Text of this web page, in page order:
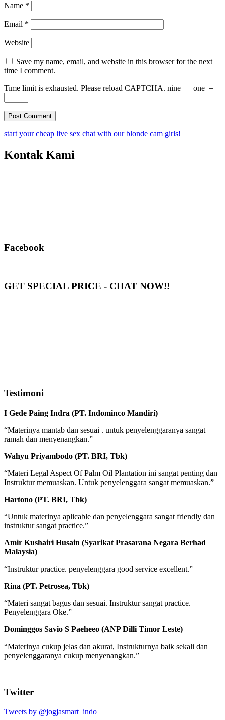
Name *
Email *
Website
Save my name, email, and website in this browser for the next
time I comment.
Time limit is exhausted. Please reload CAPTCHA. nine + one =
start your cheap live sex chat with our blonde cam girls!
Kontak Kami
Facebook
GET SPECIAL PRICE - CHAT NOW!!
Testimoni
I Gede Paing Indra (PT. Indominco Mandiri)
“Materinya mantab dan sesuai . untuk penyelenggaranya sangat
ramah dan menyenangkan.”
Wahyu Priyambodo (PT. BRI, Tbk)
“Materi Legal Aspect Of Palm Oil Plantation ini sangat penting dan
Instruktur memuaskan. Untuk penyelenggara sangat memuaskan.”
Hartono (PT. BRI, Tbk)
“Untuk materinya aplicable dan penyelenggara sangat friendly dan
instruktur sangat practice.”
Amir Kushairi Husain (Syarikat Prasarana Negara Berhad
Malaysia)
“Instruktur practice. penyelenggara good service excellent.”
Rina (PT. Petrosea, Tbk)
“Materi sangat bagus dan sesuai. Instruktur sangat practice.
Penyelenggara Oke.”
Dominggos Savio S Paeheeo (ANP Dilli Timor Leste)
“Materinya cukup jelas dan akurat, Instrukturnya baik sekali dan
penyelenggaranya cukup menyenangkan.”
Twitter
Tweets by @jogjasmart_indo